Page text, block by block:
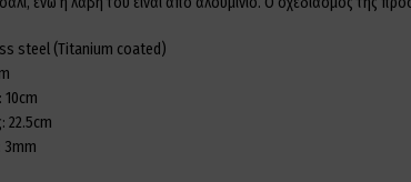
steel (Titanium coated)
10cm
22.5cm
3mm